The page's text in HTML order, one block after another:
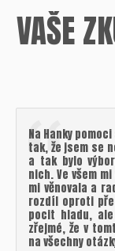
VAŠE
Na Hanky
tak, že jsem se
a tak bylo
nich. Ve všem
mi věnovala a
rozdíl oproti
pocit hladu,
zřejmé, že v
na všechny